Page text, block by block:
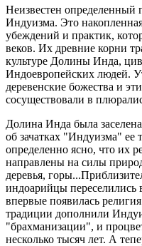
Неизвестен определенный
Индуизма. Это
убеждений и практик,
веков. Их древние корни
культуре Долины Инда,
Индоевропейских людей.
деревенские божества и
сосуществовали в
Долина Инда была
об зачатках "Индуизма" ее
определенно ясно, что их
направлены на силы
деревья,
индоарийцы переселились
впервые появилась
традиции дополнили
"брахманизации", и
несколько тысяч лет. А